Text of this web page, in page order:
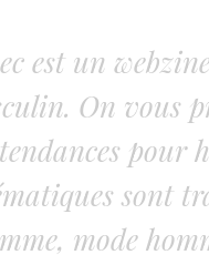
est un
On vous
pour
sont
mode